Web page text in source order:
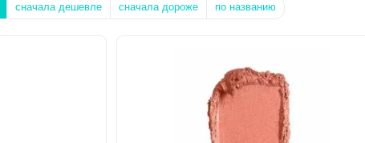
сначала дешевле сначала дороже по названию